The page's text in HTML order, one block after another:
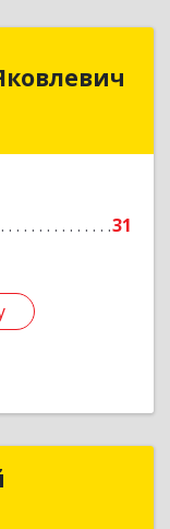
31
ул.
Евгений